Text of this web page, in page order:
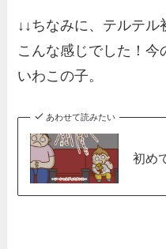
↓↓ちなみに、テルテ
こんな感じでした！
いわこの子。
あわせて読みたい
初め